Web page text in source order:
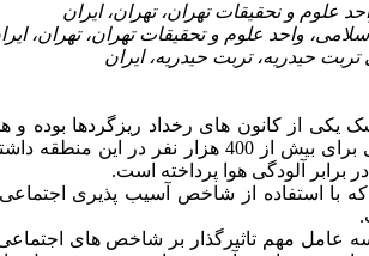
با بیش از 320 روز خشک یکی از کانون های رخداد
افزوده شده که پیامدهای اقتصادی اجتماعی و
آلودگی هوا پرداخته است.
با استفاده از شاخص آسیب پذیری
مهم تاثیرگذار بر شاخص های اجتماعی